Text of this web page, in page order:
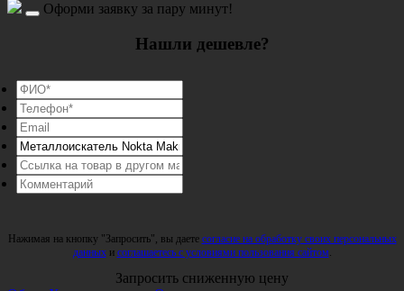
Оформи заявку за пару минут!
Нашли дешевле?
Нажимая на кнопку "Запросить", вы даете согласие на обработку своих персональных
данныхи соглашаетесь с условиями пользования сайтом.
Запросить сниженную цену